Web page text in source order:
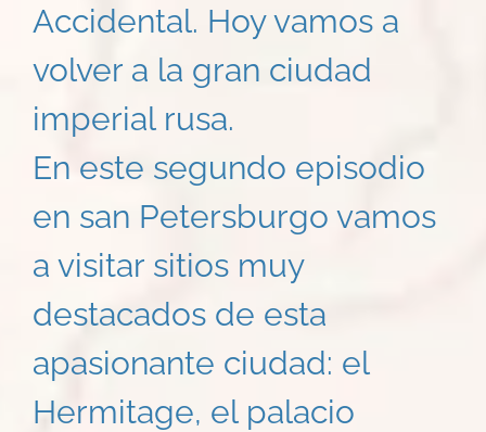
Accidental. Hoy vamos a
volver a la gran ciudad
imperial rusa.
En este segundo episodio
en san Petersburgo vamos
a visitar sitios muy
destacados de esta
apasionante ciudad: el
Hermitage, el palacio